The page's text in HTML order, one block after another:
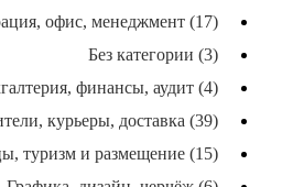
офис, менеджмент (17)
Без категории (3)
финансы, аудит (4)
курьеры, доставка (39)
туризм и размещение (15)